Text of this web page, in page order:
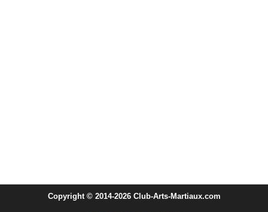
Copyright © 2014-2026 Club-Arts-Martiaux.com